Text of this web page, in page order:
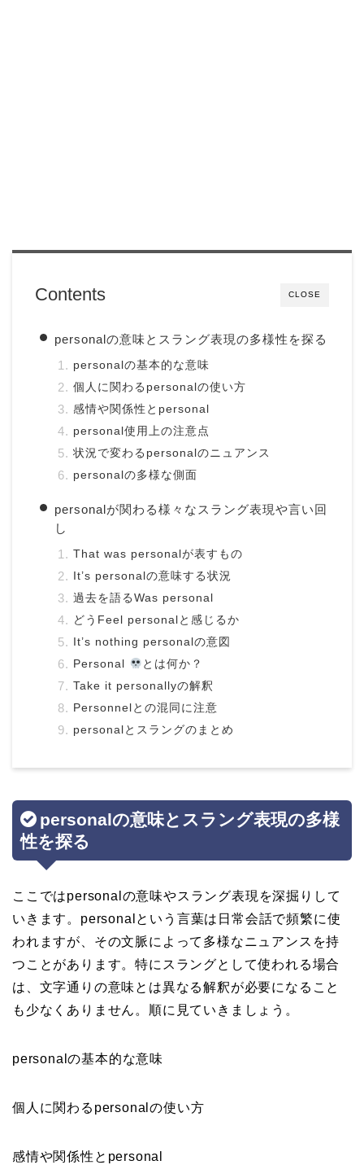
CLOSE
Contents
personalの意味とスラング表現の多様性を探る
personalの基本的な意味
個人に関わるpersonalの使い方
感情や関係性とpersonal
personal使用上の注意点
状況で変わるpersonalのニュアンス
personalの多様な側面
personalが関わる様々なスラング表現や言い回
し
That was personalが表すもの
It’s personalの意味する状況
過去を語るWas personal
どうFeel personalと感じるか
It’s nothing personalの意図
Personal
とは何か？
Take it personallyの解釈
Personnelとの混同に注意
personalとスラングのまとめ
personalの意味とスラング表現の多様
性を探る
ここではpersonalの意味やスラング表現を深掘りして
いきます。personalという言葉は日常会話で頻繁に使
われますが、その文脈によって多様なニュアンスを持
つことがあります。特にスラングとして使われる場合
は、文字通りの意味とは異なる解釈が必要になること
も少なくありません。順に見ていきましょう。
personalの基本的な意味
個人に関わるpersonalの使い方
感情や関係性とpersonal